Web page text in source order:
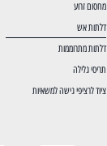
מחסום זרוע
דלתות אש
דלתות מתרוממות
תריסי גלילה
ציוד לרציפי גישה למשאיות